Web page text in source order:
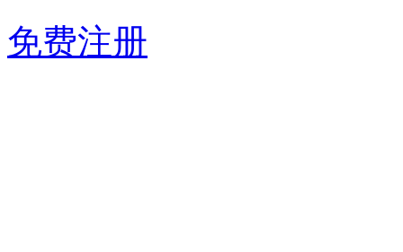
免费注册